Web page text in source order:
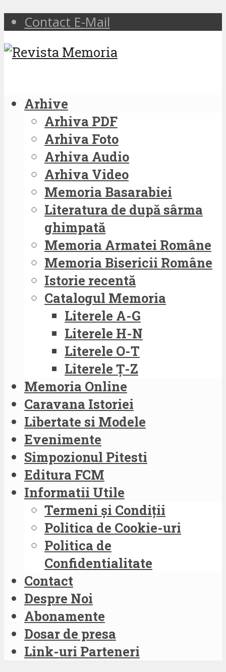
Contact E-Mail
Arhive
Arhiva PDF
Arhiva Foto
Arhiva Audio
Arhiva Video
Memoria Basarabiei
Literatura de după sârma
ghimpată
Memoria Armatei Române
Memoria Bisericii Române
Istorie recentă
Catalogul Memoria
Literele A-G
Literele H-N
Literele O-T
Literele Ț-Z
Memoria Online
Caravana Istoriei
Libertate si Modele
Evenimente
Simpozionul Pitesti
Editura FCM
Informatii Utile
Termeni și Condiții
Politica de Cookie-uri
Politica de
Confidentialitate
Contact
Despre Noi
Abonamente
Dosar de presa
Link-uri Parteneri